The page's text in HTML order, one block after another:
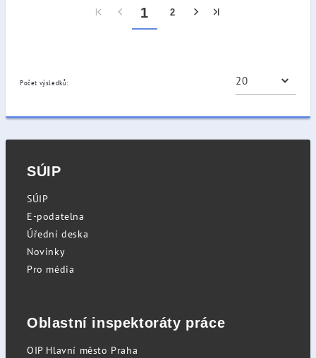
1 2
Počet výsledků:
SÚIP
SÚIP
E-podatelna
Úřední deska
Novinky
Pro média
Oblastní inspektoráty práce
OIP Hlavní město Praha